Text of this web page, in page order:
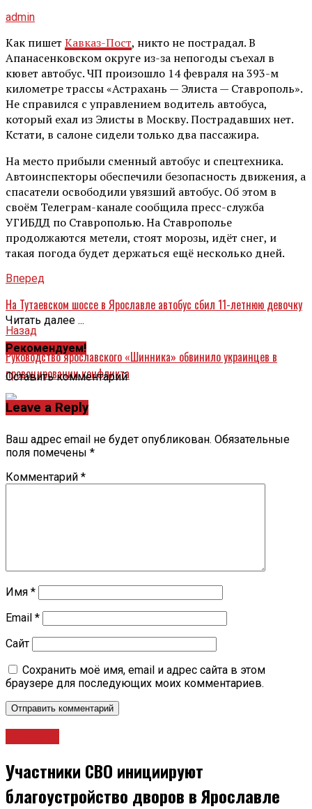
admin
Как пишет Кавказ-Пост, никто не пострадал. В
Апанасенковском округе из-за непогоды съехал в
кювет автобус. ЧП произошло 14 февраля на 393-м
километре трассы «Астрахань — Элиста — Ставрополь».
Не справился с управлением водитель автобуса,
который ехал из Элисты в Москву. Пострадавших нет.
Кстати, в салоне сидели только два пассажира.
На место прибыли сменный автобус и спецтехника.
Автоинспекторы обеспечили безопасность движения, а
спасатели освободили увязший автобус. Об этом в
своём Телеграм-канале сообщила пресс-служба
УГИБДД по Ставрополью. На Ставрополье
продолжаются метели, стоят морозы, идёт снег, и
такая погода будет держаться ещё несколько дней.
Вперед
На Тутаевском шоссе в Ярославле автобус сбил 11-летнюю девочку
Назад
Руководство ярославского «Шинника» обвинило украинцев в
провоцировании конфликта
Читать далее ...
Рекомендуем!
Оставить комментарий
Leave a Reply
Ваш адрес email не будет опубликован. Обязательные
поля помечены *
Комментарий *
Имя *
Email *
Сайт
Сохранить моё имя, email и адрес сайта в этом
браузере для последующих моих комментариев.
Участники СВО инициируют
благоустройство дворов в Ярославле